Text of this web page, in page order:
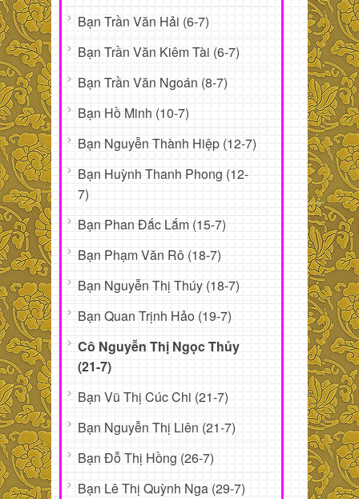
Bạn Trần Văn Hải (6-7)
Bạn Trần Văn Kiêm Tài (6-7)
Bạn Trần Văn Ngoán (8-7)
Bạn Hồ Minh (10-7)
Bạn Nguyễn Thành Hiệp (12-7)
Bạn Huỳnh Thanh Phong (12-
7)
Bạn Phan Đắc Lắm (15-7)
Bạn Phạm Văn Rô (18-7)
Bạn Nguyễn Thị Thúy (18-7)
Bạn Quan Trịnh Hảo (19-7)
Cô Nguyễn Thị Ngọc Thủy
(21-7)
Bạn Vũ Thị Cúc Chi (21-7)
Bạn Nguyễn Thị Liên (21-7)
Bạn Đỗ Thị Hồng (26-7)
Bạn Lê Thị Quỳnh Nga (29-7)